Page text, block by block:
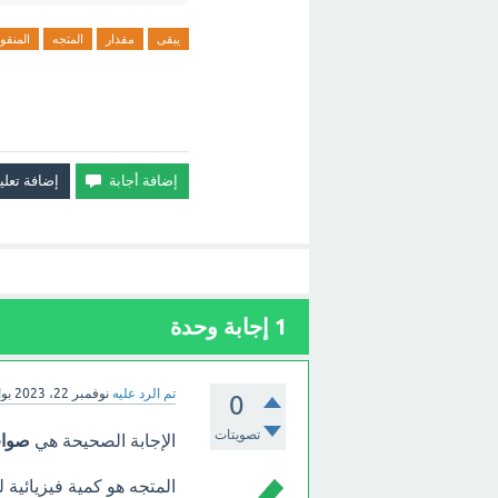
يبقى مقدار المتجه
1 إجابة وحدة
0
تصويتات
تم الرد عليه نوفمبر 22، 2023
الإجابة الصحيحة هي
المتجه هو كمية